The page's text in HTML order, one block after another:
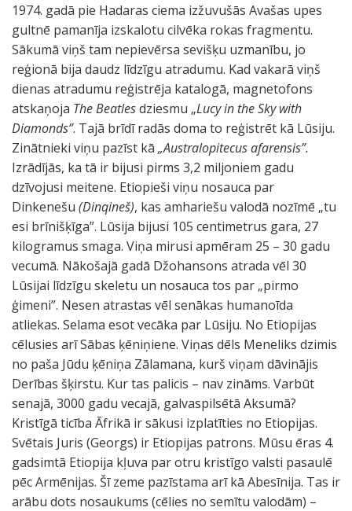
1974. gadā pie Hadaras ciema izžuvušās Avašas upes
gultnē pamanīja izskalotu cilvēka rokas fragmentu.
Sākumā viņš tam nepievērsa sevišķu uzmanību, jo
reģionā bija daudz līdzīgu atradumu. Kad vakarā viņš
dienas atradumu reģistrēja katalogā, magnetofons
atskaņoja The Beatlesdziesmu „Lucy in the Sky with
Diamonds”. Tajā brīdī radās doma to reģistrēt kā Lūsiju.
Zinātnieki viņu pazīst kā „Australopitecus afarensis”.
Izrādījās, ka tā ir bijusi pirms 3,2 miljoniem gadu
dzīvojusi meitene. Etiopieši viņu nosauca par
Dinkenešu (Dinqineš), kas amhariešu valodā nozīmē „tu
esi brīnišķīga”. Lūsija bijusi 105 centimetrus gara, 27
kilogramus smaga. Viņa mirusi apmēram 25 – 30 gadu
vecumā. Nākošajā gadā Džohansons atrada vēl 30
Lūsijai līdzīgu skeletu un nosauca tos par „pirmo
ģimeni”. Nesen atrastas vēl senākas humanoīda
atliekas. Selama esot vecāka par Lūsiju. No Etiopijas
cēlusies arī Sābas ķēniņiene. Viņas dēls Meneliks dzimis
no paša Jūdu ķēniņa Zālamana, kurš viņam dāvinājis
Derības šķirstu. Kur tas palicis – nav zināms. Varbūt
senajā, 3000 gadu vecajā, galvaspilsētā Aksumā?
Kristīgā ticība Āfrikā ir sākusi izplatīties no Etiopijas.
Svētais Juris (Georgs) ir Etiopijas patrons. Mūsu ēras 4.
gadsimtā Etiopija kļuva par otru kristīgo valsti pasaulē
pēc Armēnijas. Šī zeme pazīstama arī kā Abesīnija. Tas ir
arābu dots nosaukums (cēlies no semītu valodām) –